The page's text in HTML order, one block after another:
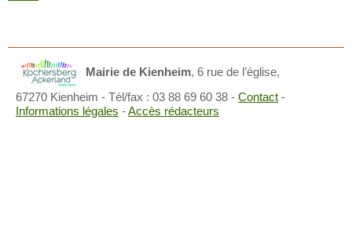
Mairie de Kienheim, 6 rue de l’église,
67270 Kienheim - Tél/fax : 03 88 69 60 38 - Contact -
Informations légales -Accès rédacteurs